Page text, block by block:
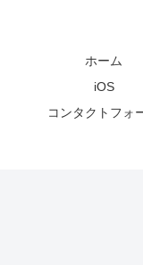
ホーム
iOS
コンタクトフォ